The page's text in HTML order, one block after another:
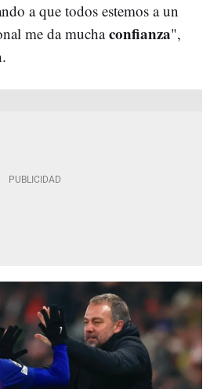
a que todos estemos a un
me da muchaconfianza",